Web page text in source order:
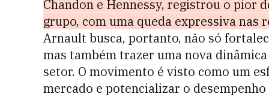
Chandon e Hennessy, registrou o pior
grupo, com uma queda expressiva nas
Arnault busca, portanto, não só
mas também trazer uma nova
setor. O movimento é visto como um
mercado e potencializar o